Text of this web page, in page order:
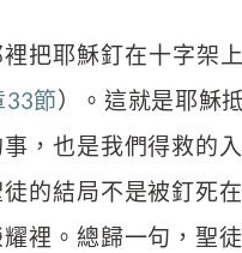
裡把耶穌釘在十字
33節）。這就是耶穌
，也是我們得救的
的結局不是被釘死
裡。總歸一句，聖